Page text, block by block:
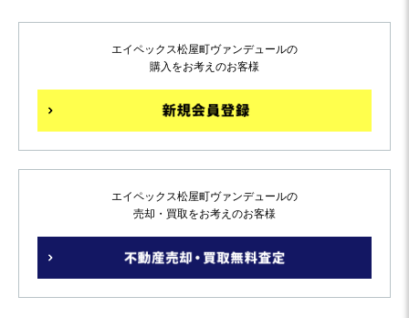
エイペックス松屋町ヴァンデュールの
購入をお考えのお客様
エイペックス松屋町ヴァンデュールの
売却・買取をお考えのお客様